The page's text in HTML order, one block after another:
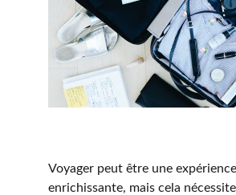
Voyager peut être une expérience
enrichissante, mais cela